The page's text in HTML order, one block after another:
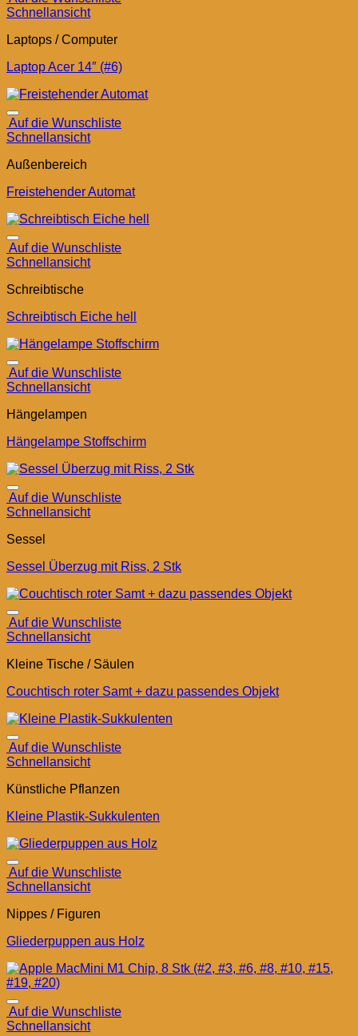
Schnellansicht
Laptops / Computer
Laptop Acer 14″ (#6)
Auf die Wunschliste
Schnellansicht
Außenbereich
Freistehender Automat
Auf die Wunschliste
Schnellansicht
Schreibtische
Schreibtisch Eiche hell
Auf die Wunschliste
Schnellansicht
Hängelampen
Hängelampe Stoffschirm
Auf die Wunschliste
Schnellansicht
Sessel
Sessel Überzug mit Riss, 2 Stk
Auf die Wunschliste
Schnellansicht
Kleine Tische / Säulen
Couchtisch roter Samt + dazu passendes Objekt
Auf die Wunschliste
Schnellansicht
Künstliche Pflanzen
Kleine Plastik-Sukkulenten
Auf die Wunschliste
Schnellansicht
Nippes / Figuren
Gliederpuppen aus Holz
Auf die Wunschliste
Schnellansicht